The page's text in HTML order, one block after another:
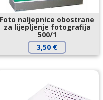
Foto naljepnice obostrane
za lijepljenje fotografija
500/1
3,50 €